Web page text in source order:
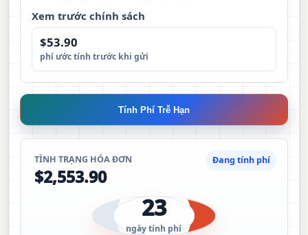
Xem trước chính sách
$53.90
phí ước tính trước khi gửi
Tính Phí Trễ Hạn
TÌNH TRẠNG HÓA ĐƠN
$2,553.90
Đang tính phí
23
ngày tính phí